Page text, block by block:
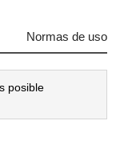
Normas de uso
posible